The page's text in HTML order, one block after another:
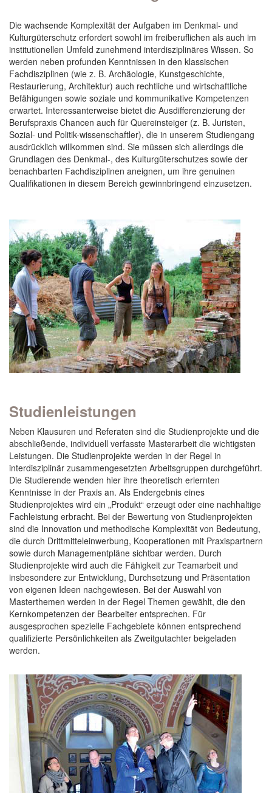
Die wachsende Komplexität der Aufgaben im Denkmal- und
Kulturgüterschutz erfordert sowohl im freiberuflichen als auch im
institutionellen Umfeld zunehmend interdisziplinäres Wissen. So
werden neben profunden Kenntnissen in den klassischen
Fachdisziplinen (wie z. B. Archäologie, Kunstgeschichte,
Restaurierung, Architektur) auch rechtliche und wirtschaftliche
Befähigungen sowie soziale und kommunikative Kompetenzen
erwartet. Interessanterweise bietet die Ausdifferenzierung der
Berufspraxis Chancen auch für Quereinsteiger (z. B. Juristen,
Sozial- und Politik-wissenschaftler), die in unserem Studiengang
ausdrücklich willkommen sind. Sie müssen sich allerdings die
Grundlagen des Denkmal-, des Kulturgüterschutzes sowie der
benachbarten Fachdisziplinen aneignen, um ihre genuinen
Qualifikationen in diesem Bereich gewinnbringend einzusetzen.
Studienleistungen
Neben Klausuren und Referaten sind die Studienprojekte und die
abschließende, individuell verfasste Masterarbeit die wichtigsten
Leistungen. Die Studienprojekte werden in der Regel in
interdisziplinär zusammengesetzten Arbeitsgruppen durchgeführt.
Die Studierende wenden hier ihre theoretisch erlernten
Kenntnisse in der Praxis an. Als Endergebnis eines
Studienprojektes wird ein „Produkt“ erzeugt oder eine nachhaltige
Fachleistung erbracht. Bei der Bewertung von Studienprojekten
sind die Innovation und methodische Komplexität von Bedeutung,
die durch Drittmitteleinwerbung, Kooperationen mit Praxispartnern
sowie durch Managementpläne sichtbar werden. Durch
Studienprojekte wird auch die Fähigkeit zur Teamarbeit und
insbesondere zur Entwicklung, Durchsetzung und Präsentation
von eigenen Ideen nachgewiesen. Bei der Auswahl von
Masterthemen werden in der Regel Themen gewählt, die den
Kernkompetenzen der Bearbeiter entsprechen. Für
ausgesprochen spezielle Fachgebiete können entsprechend
qualifizierte Persönlichkeiten als Zweitgutachter beigeladen
werden.